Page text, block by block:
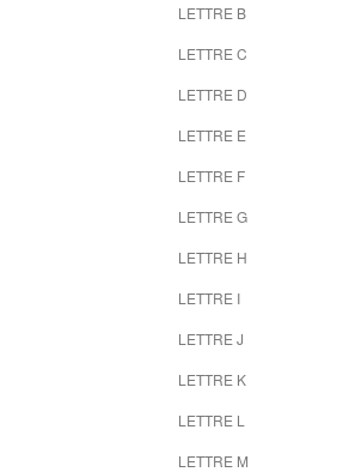
LETTRE B
LETTRE C
LETTRE D
LETTRE E
LETTRE F
LETTRE G
LETTRE H
LETTRE I
LETTRE J
LETTRE K
LETTRE L
LETTRE M